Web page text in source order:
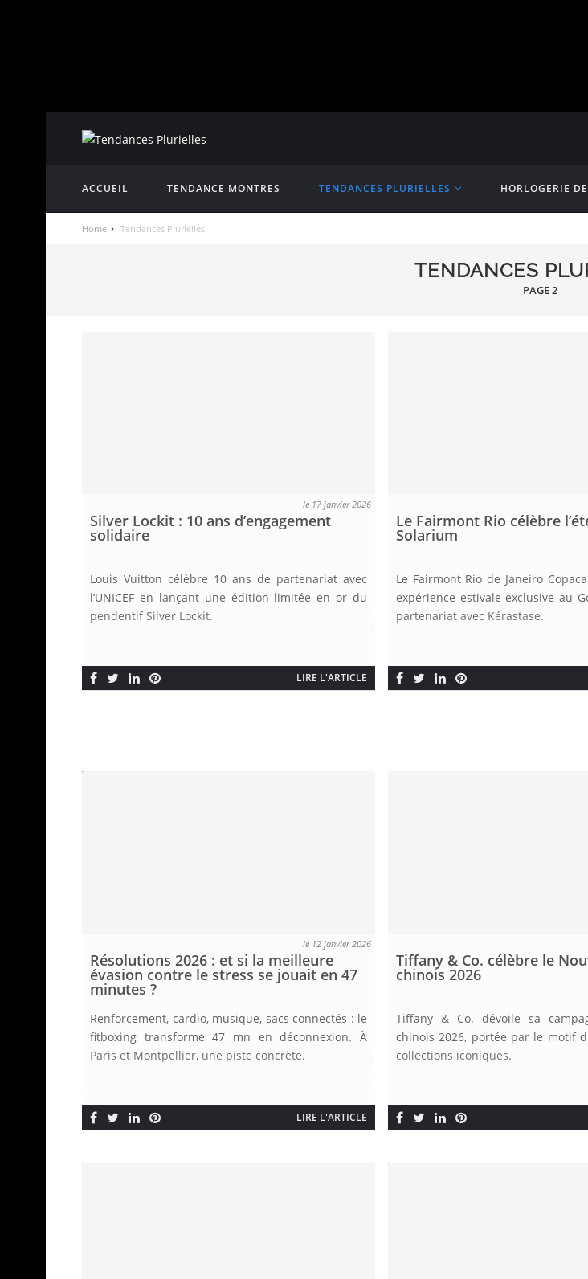
ACCUEIL TENDANCE MONTRES TENDANCES PLURIELLES HORLOGERIE
Home Tendances Plurielles
TENDANCES
PAGE 2
le 17 janvier 2026
Silver Lockit : 10 ans d’engagement
solidaire
Louis Vuitton célèbre 10 ans de partenariat avec
l’UNICEF en lançant une édition limitée en or du
pendentif Silver Lockit.
LIRE L'ARTICLE
Le Fairmont Rio célèbre
Solarium
Le Fairmont Rio de Janeiro
expérience estivale exclusive au
partenariat avec Kérastase.
le 12 janvier 2026
Résolutions 2026 : et si la meilleure
évasion contre le stress se jouait en 47
minutes ?
Renforcement, cardio, musique, sacs connectés : le
fitboxing transforme 47 mn en déconnexion. À
Paris et Montpellier, une piste concrète.
LIRE L'ARTICLE
Tiffany & Co. célèbre le
chinois 2026
Tiffany & Co. dévoile sa
chinois 2026, portée par le motif
collections iconiques.